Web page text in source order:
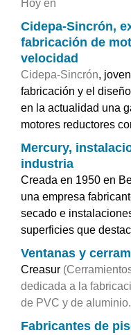
Hoy en
Cidepa-Sincrón,
fabricación de
velocidad
Cidepa-Sincrón,
fabricación y el
en la actualidad una
motores reductores
Mercury,
industria
Creada en 1950 en
una empresa
secado e
superficies que
Ventanas y
Creasur
dedicada a la
de PVC y de
Fabricantes de